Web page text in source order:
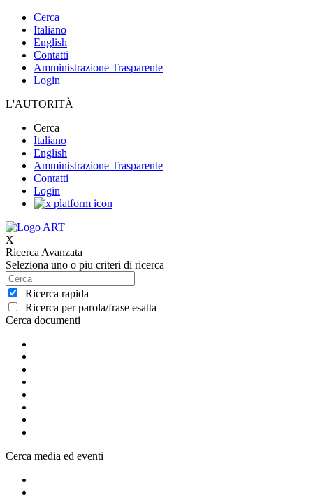
Cerca
Italiano
English
Contatti
Amministrazione Trasparente
Login
L'AUTORITÀ
Cerca
Italiano
English
Amministrazione Trasparente
Contatti
Login
X
Ricerca Avanzata
Seleziona uno o piu criteri di ricerca
Ricerca rapida
Ricerca per parola/frase esatta
Cerca documenti
Cerca media ed eventi